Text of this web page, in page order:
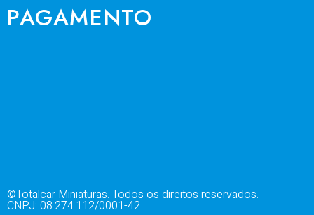
PAGAMENTO
©Totalcar Miniaturas. Todos os direitos reservados.
CNPJ: 08.274.112/0001-42